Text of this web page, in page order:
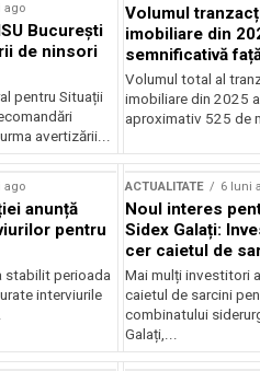
ago
București
de ninsori
pentru Situații
avertizării...
Volumul
imobiliare din
semnificativă
Volumul total al
imobiliare din 2025
aproximativ 525 de
ago
anunță
pentru
stabilit perioada
interviurile
ACTUALITATE 6 luni
Noul interes
Sidex Galați:
cer caietul de
Mai mulți investitori
caietul de sarcini
combinatului
Galați,...